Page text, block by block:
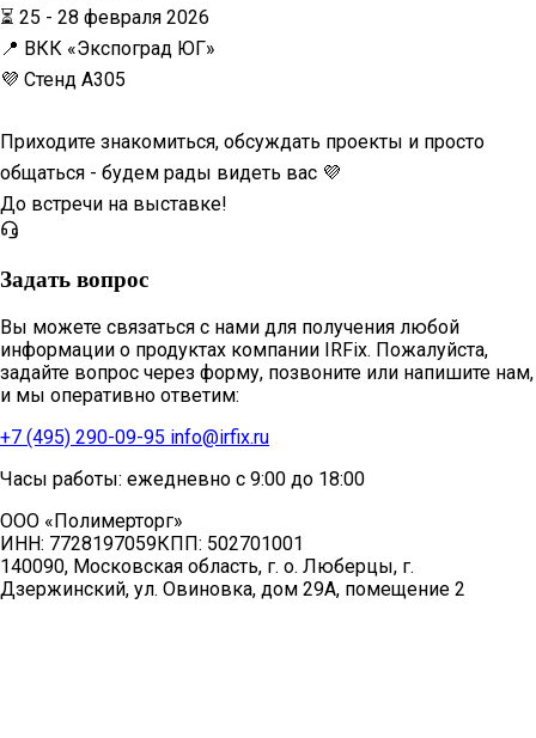
⏳ 25 - 28 февраля 2026
📍 ВКК «Экспоград ЮГ»
💜 Стенд А305
Приходите знакомиться, обсуждать проекты и просто
общаться - будем рады видеть вас 💜
До встречи на выставке!
Задать вопрос
Вы можете связаться с нами для получения любой
информации о продуктах компании IRFix. Пожалуйста,
задайте вопрос через форму, позвоните или напишите нам,
и мы оперативно ответим:
+7 (495) 290-09-95 info@irfix.ru
Часы работы: ежедневно с 9:00 до 18:00
ООО «Полимерторг»
ИНН: 7728197059КПП: 502701001
140090, Московская область, г. о. Люберцы, г.
Дзержинский, ул. Овиновка, дом 29А, помещение 2